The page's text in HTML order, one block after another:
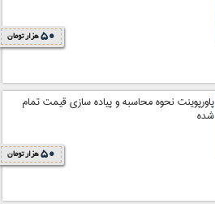
50 هزار تومان
پاورپوینت نحوه محاسبه و پیاده سازی قیمت تمام
شده
50 هزار تومان